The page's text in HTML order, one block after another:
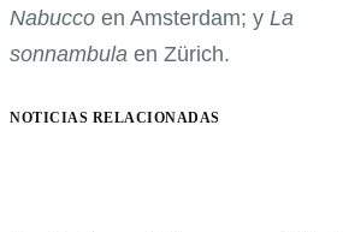
Nabucco en Amsterdam; y La
sonnambula en Zürich.
NOTICIAS RELACIONADAS